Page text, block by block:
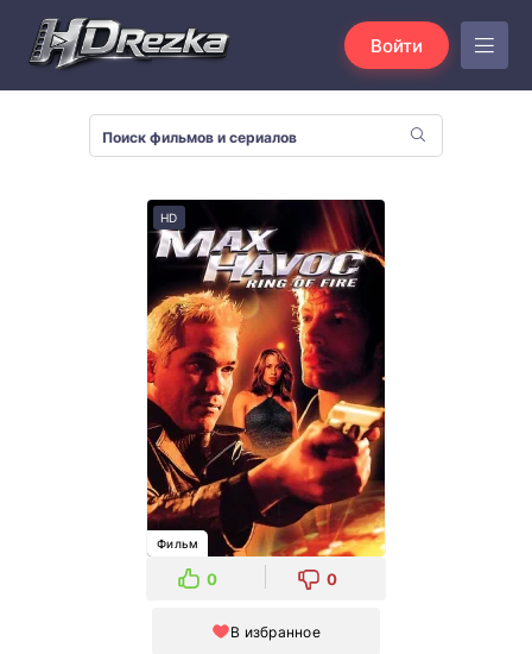
Войти
HD
Фильм
0 0
В избранное